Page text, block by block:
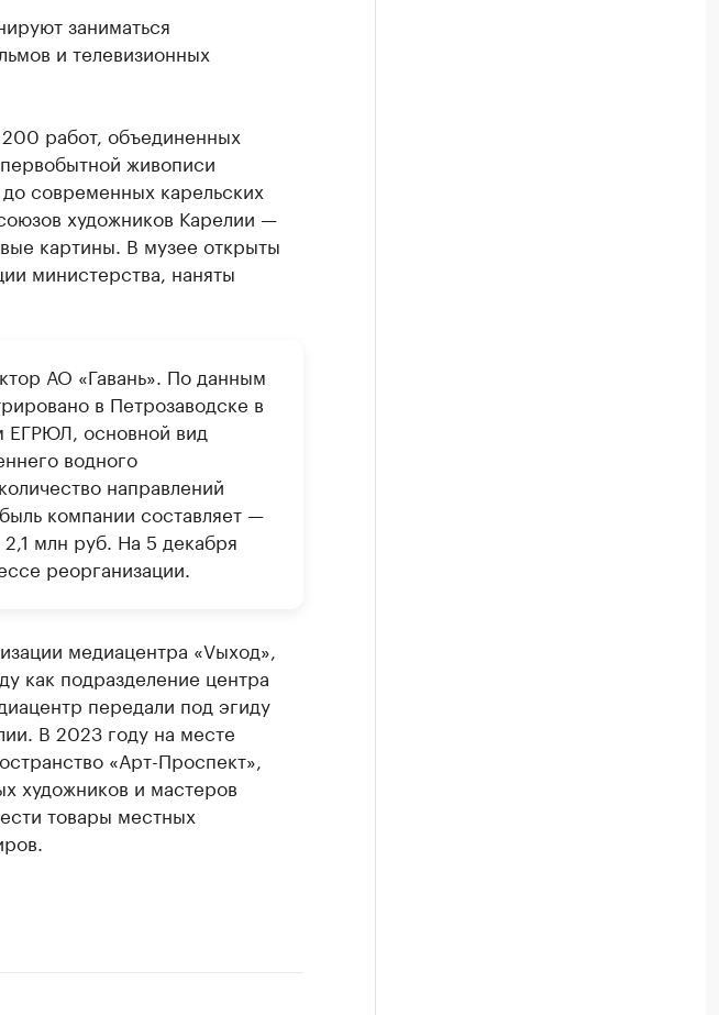
заниматься
и телевизионных
работ, объединенных
живописи
современных карельских
художников Карелии —
картины. В музее открыты
министерства, наняты
АО «Гавань». По данным
в Петрозаводске в
ЕГРЮЛ, основной вид
водного
направлений
компании составляет —
млн руб. На 5 декабря
реорганизации.
медиацентра «Vыход»,
как подразделение центра
передали под эгиду
В 2023 году на месте
«Арт-Проспект»,
художников и мастеров
товары местных